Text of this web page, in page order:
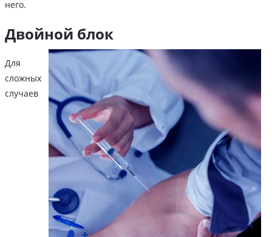
него.
Двойной блок
Для
сложных
случаев